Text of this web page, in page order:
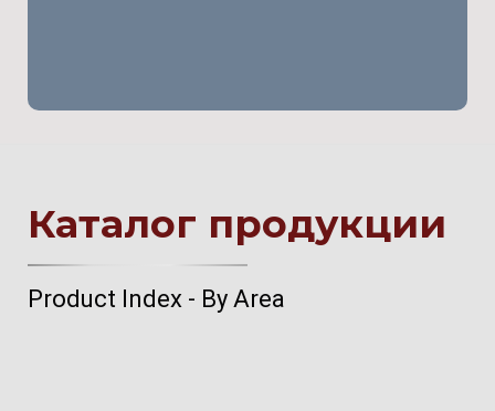
Каталог продукции
Product Index - By Area